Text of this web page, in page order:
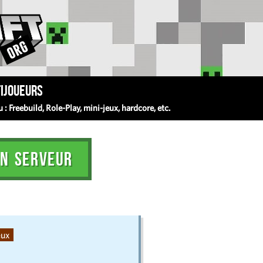
Role-Play, mini-jeux, hardcore, etc.
SERVEUR